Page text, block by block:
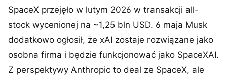
SpaceX przejęło w lutym 2026 w transakcji all-
stock wycenionej na ~1,25 bln USD. 6 maja Musk
dodatkowo ogłosił, że xAI zostaje rozwiązane jako
osobna firma i będzie funkcjonować jako SpaceXAI.
Z perspektywy Anthropic to deal ze SpaceX, ale